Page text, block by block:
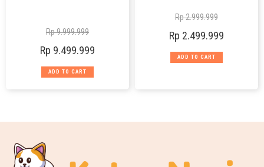
Rp9.999.999
Rp 9.499.999
ADD TO CART
Rp2.999.999
Rp 2.499.999
ADD TO CART